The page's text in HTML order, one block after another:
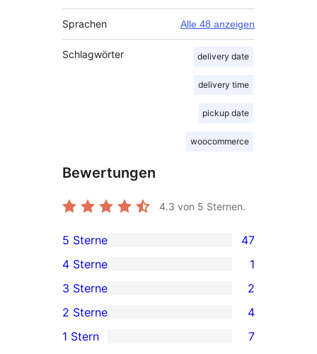
Sprachen Alle 48 anzeigen
Schlagwörter delivery date
delivery time
pickup date
woocommerce
Bewertungen
4.3 von 5 Sternen.
47 5-
Sterne-
Rezensionen
5 Sterne 47
1 4-
Sterne-
Rezension
4 Sterne 1
2 3-
Sterne-
Rezensionen
3 Sterne 2
4 2-
Sterne-
2 Sterne 4
7 1-
1 Stern 7